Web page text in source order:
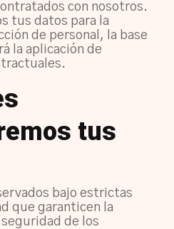
con nosotros.
tus datos para la
de personal, la base
la aplicación de
tus
bajo estrictas
que garanticen la
de los